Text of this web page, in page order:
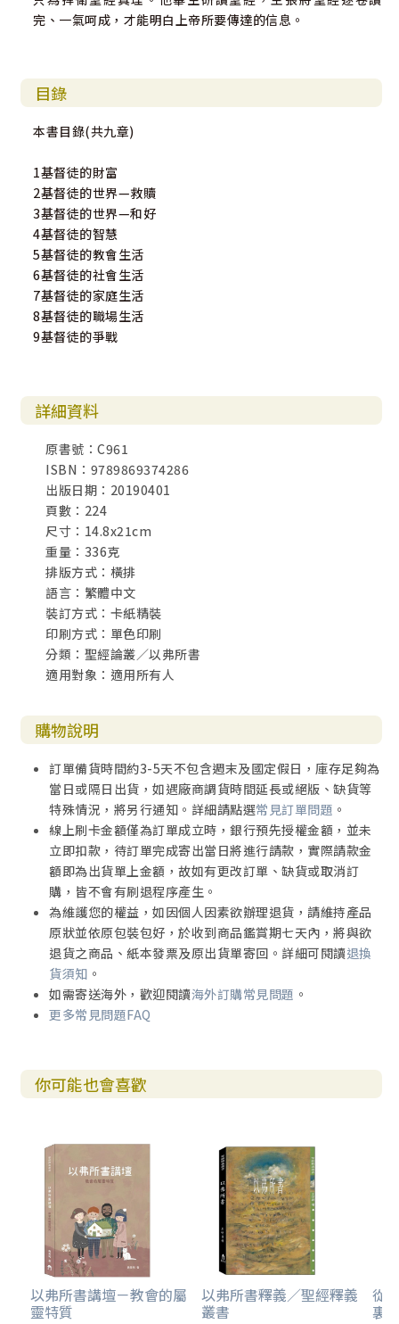
完、一氣呵成，才能明白上帝所要傳達的信息。
目錄
本書目錄(共九章)
1基督徒的財富
2基督徒的世界—救贖
3基督徒的世界—和好
4基督徒的智慧
5基督徒的教會生活
6基督徒的社會生活
7基督徒的家庭生活
8基督徒的職場生活
9基督徒的爭戰
詳細資料
原書號：C961
ISBN：9789869374286
出版日期：20190401
頁數：224
尺寸：14.8x21cm
重量：336克
排版方式：橫排
語言：繁體中文
裝訂方式：卡紙精裝
印刷方式：單色印刷
分類：聖經論叢／以弗所書
適用對象：適用所有人
購物說明
訂單備貨時間約3-5天不包含週末及國定假日，庫存足夠為
當日或隔日出貨，如遇廠商調貨時間延長或絕版、缺貨等
特殊情況，將另行通知。詳細請點選常見訂單問題 。
線上刷卡金額僅為訂單成立時，銀行預先授權金額，並未
立即扣款，待訂單完成寄出當日將進行請款，實際請款金
額即為出貨單上金額，故如有更改訂單、缺貨或取消訂
購，皆不會有刷退程序產生。
為維護您的權益，如因個人因素欲辦理退貨，請維持產品
原狀並依原包裝包好，於收到商品鑑賞期七天內，將與欲
退貨之商品、紙本發票及原出貨單寄回。詳細可閱讀退換
貨須知 。
如需寄送海外，歡迎閱讀海外訂購常見問題 。
更多常見問題FAQ
你可能也會喜歡
以弗所書講壇－教會的屬
靈特質
以弗所書釋義／聖經釋義
叢書
從
裏